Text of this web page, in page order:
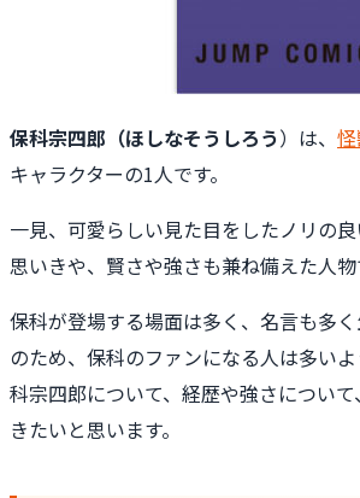
保科宗四郎（ほしなそうしろう）は、
キャラクターの1人です。
一見、可愛らしい見た目をしたノリの
思いきや、賢さや強さも兼ね備えた人物
保科が登場する場面は多く、名言も多
のため、保科のファンになる人は多い
科宗四郎について、経歴や強さについ
きたいと思います。